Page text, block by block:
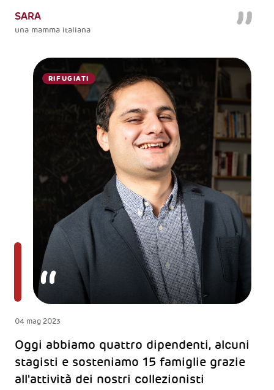
SARA
una mamma italiana
RIFUGIATI
04 mag 2023
Oggi abbiamo quattro dipendenti, alcuni
stagisti e sosteniamo 15 famiglie grazie
all'attività dei nostri collezionisti